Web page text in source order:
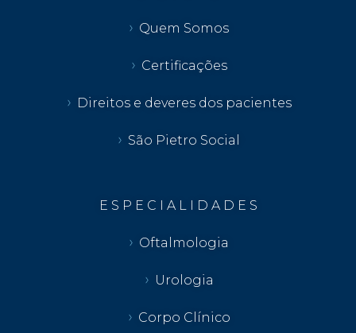
Quem Somos
Certificações
Direitos e deveres dos pacientes
São Pietro Social
E S P E C I A L I D A D E S
Oftalmologia
Urologia
Corpo Clínico